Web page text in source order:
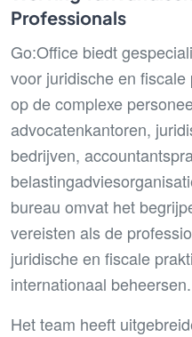
Professionals
Go:Office biedt
voor juridische en
op de complexe
advocatenkantoren,
bedrijven,
bureau omvat het
vereisten als de
juridische en fiscale
internationaal beheersen.
Het team heeft